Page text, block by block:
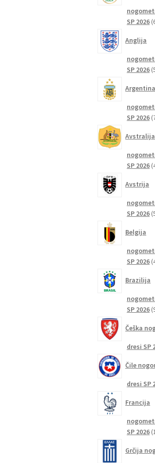
SP 2026
Anglija
SP 2026
Argentina
SP 2026
Avstralija
SP 2026
Avstrija
SP 2026
Belgija
SP 2026
Brazilija
SP 2026
Češka
dresi SP
Čile
dresi SP
Francija
SP 2026
Grčija